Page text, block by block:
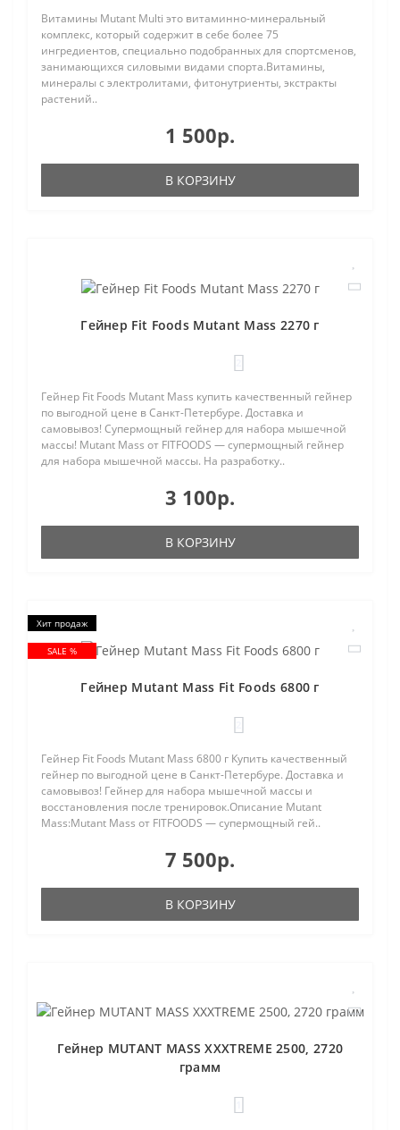
Витамины Mutant Multi это витаминно-минеральный
комплекс, который содержит в себе более 75
ингредиентов, специально подобранных для спортсменов,
занимающихся силовыми видами спорта.Витамины,
минералы с электролитами, фитонутриенты, экстракты
растений..
1 500р.
В КОРЗИНУ
Гейнер Fit Foods Mutant Mass 2270 г
Гейнер Fit Foods Mutant Mass купить качественный гейнер
по выгодной цене в Санкт-Петербуре. Доставка и
самовывоз! Супермощный гейнер для набора мышечной
массы! Mutant Mass от FITFOODS — супермощный гейнер
для набора мышечной массы. На разработку..
3 100р.
В КОРЗИНУ
Хит продаж
SALE %
Гейнер Mutant Mass Fit Foods 6800 г
Гейнер Fit Foods Mutant Mass 6800 г Купить качественный
гейнер по выгодной цене в Санкт-Петербуре. Доставка и
самовывоз! Гейнер для набора мышечной массы и
восстановления после тренировок.Описание Mutant
Mass:Mutant Mass от FITFOODS — супермощный гей..
7 500р.
В КОРЗИНУ
Гейнер MUTANT MASS XXXTREME 2500, 2720
грамм